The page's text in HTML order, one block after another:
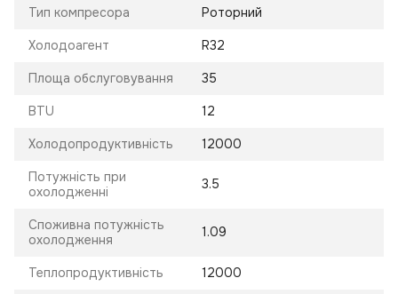
Тип компресора Роторний
Холодоагент R32
Площа обслуговування 35
BTU 12
Холодопродуктивність 12000
Потужність при
охолодженні
3.5
Споживна потужність
охолодження
1.09
Теплопродуктивність 12000